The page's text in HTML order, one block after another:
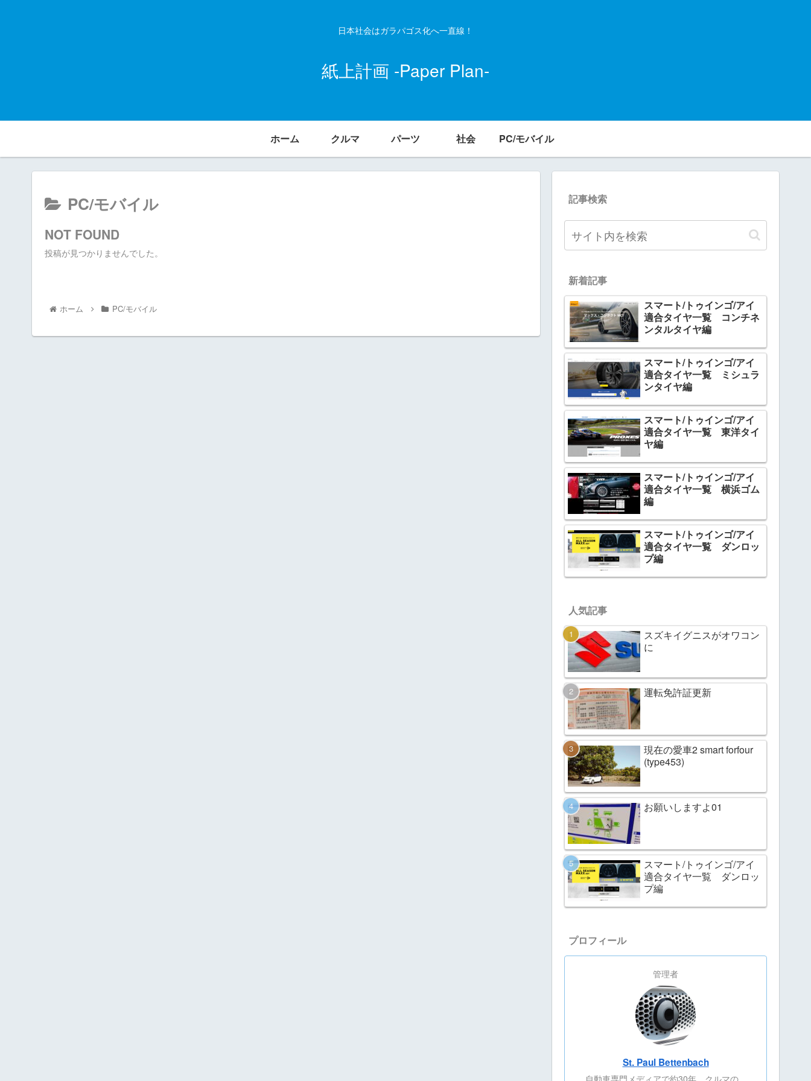
日本社会はガラパゴス化へ一直線！
紙上計画 -Paper Plan-
ホーム クルマ パーツ 社会 PC/モバイル
PC/モバイル
NOT FOUND
投稿が見つかりませんでした。
ホーム PC/モバイル
記事検索
新着記事
スマート/トゥインゴ/アイ
適合タイヤ一覧 コンチネ
ンタルタイヤ編
スマート/トゥインゴ/アイ
適合タイヤ一覧 ミシュラ
ンタイヤ編
スマート/トゥインゴ/アイ
適合タイヤ一覧 東洋タイ
ヤ編
スマート/トゥインゴ/アイ
適合タイヤ一覧 横浜ゴム
編
スマート/トゥインゴ/アイ
適合タイヤ一覧 ダンロッ
プ編
人気記事
スズキイグニスがオワコン
に
運転免許証更新
現在の愛車2 smart forfour
(type453)
お願いしますよ01
スマート/トゥインゴ/アイ
適合タイヤ一覧 ダンロッ
プ編
プロフィール
管理者
St. Paul Bettenbach
自動車専門メディアで約30年、クルマの